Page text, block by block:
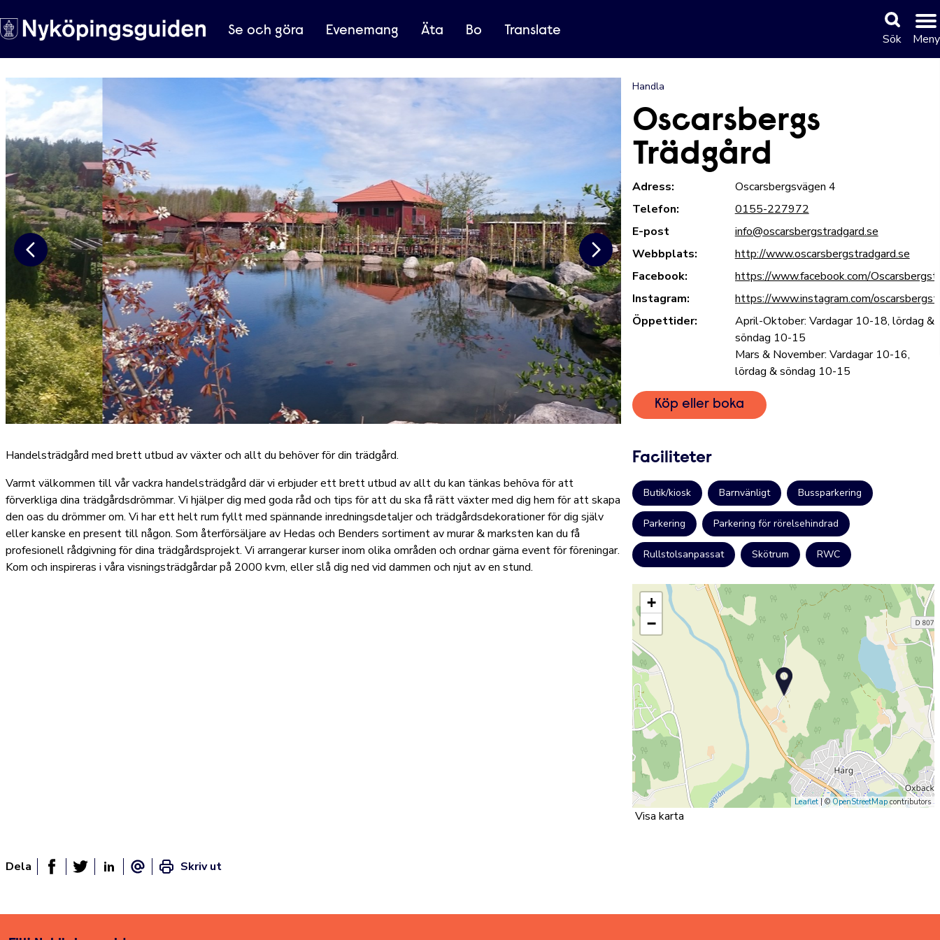
Se och göra Evenemang Äta Bo Translate
Sök Meny
Handla
Oscarsbergs
Trädgård
Adress:
Oscarsbergsvägen 4
Telefon:
0155-227972
E-post
info@oscarsbergstradgard.se
Webbplats:
http://www.oscarsbergstradgard.se
Facebook:
https://www.facebook.com/
Instagram:
https://www.instagram.com/
Öppettider:
April-Oktober: Vardagar 10-18, lördag &
söndag 10-15
Mars & November: Vardagar 10-16,
lördag & söndag 10-15
Köp eller boka
Handelsträdgård med brett utbud av växter och allt du behöver för din trädgård.
Varmt välkommen till vår vackra handelsträdgård där vi erbjuder ett brett utbud av allt du kan tänkas behöva för att
förverkliga dina trädgårdsdrömmar. Vi hjälper dig med goda råd och tips för att du ska få rätt växter med dig hem för att skapa
den oas du drömmer om. Vi har ett helt rum fyllt med spännande inredningsdetaljer och trädgårdsdekorationer för dig själv
eller kanske en present till någon. Som återförsäljare av Hedas och Benders sortiment av murar & marksten kan du få
profesionell rådgivning för dina trädgårdsprojekt. Vi arrangerar kurser inom olika områden och ordnar gärna event för föreningar.
Kom och inspireras i våra visningsträdgårdar på 2000 kvm, eller slå dig ned vid dammen och njut av en stund.
Faciliteter
Butik/kiosk Barnvänligt Bussparkering
Parkering Parkering för rörelsehindrad
Rullstolsanpassat Skötrum RWC
+
−
Leaflet| ©OpenStreetMap contributors
Visa karta
Dela
Skriv ut